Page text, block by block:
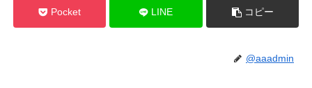
Pocket LINE コピー
@aaadmin